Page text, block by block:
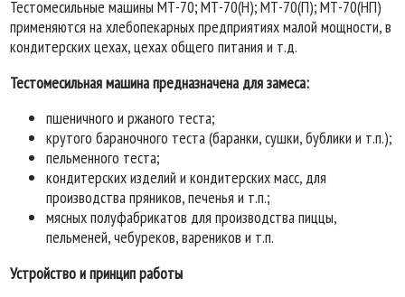
Тестомесильные машины МТ-70; МТ-70(Н); МТ-70(П); МТ-70(НП)
применяются на хлебопекарных предприятиях малой мощности, в
кондитерских цехах, цехах общего питания и т.д.
Тестомесильная машина предназначена для замеса:
пшеничного и ржаного теста;
крутого бараночного теста (баранки, сушки, бублики и т.п.);
пельменного теста;
кондитерских изделий и кондитерских масс, для
производства пряников, печенья и т.п.;
мясных полуфабрикатов для производства пиццы,
пельменей, чебуреков, вареников и т.п.
Устройство и принцип работы